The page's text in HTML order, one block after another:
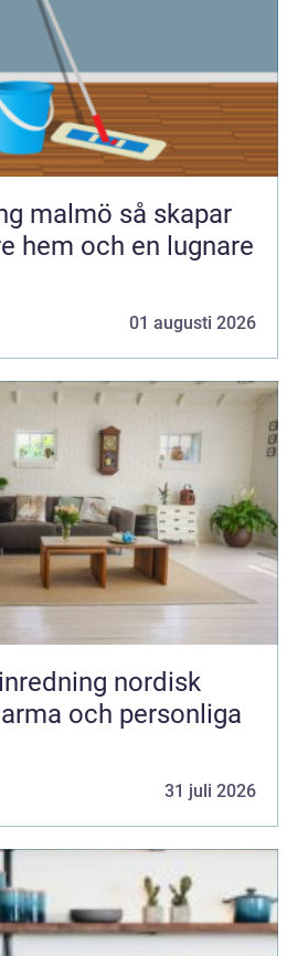
så skapar
hem och en lugnare
01 augusti 2026
nordisk
och personliga
31 juli 2026